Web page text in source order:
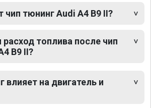
чип тюнинг Audi A4 B9 II?
расход топлива после чип
B9 II?
влияет на двигатель и